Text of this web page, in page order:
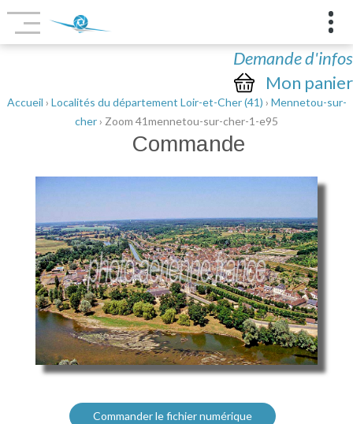
Demande d'infos
Mon panier
Accueil › Localités du département Loir-et-Cher (41) › Mennetou-sur-
cher› Zoom 41mennetou-sur-cher-1-e95
Commande
Commander le fichier numérique